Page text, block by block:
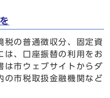
税の普通徴収分、固定資
は、口座振替の利用をお
は市ウェブサイトからダ
の市税取扱金融機関など